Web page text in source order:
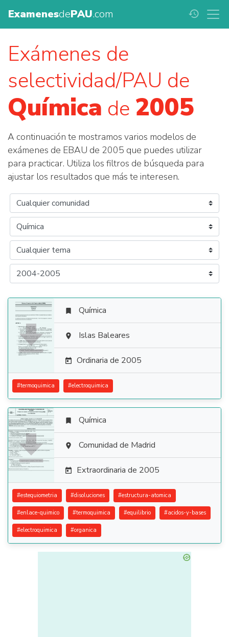
ExamenesdePAU.com history
Exámenes de
selectividad/PAU de
Química de 2005
A continuación te mostramos varios modelos de
exámenes de EBAU de 2005 que puedes utilizar
para practicar. Utiliza los filtros de búsqueda para
ajustar los resultados que más te interesen.

 Química
 Islas Baleares
 Ordinaria de 2005
#termoquimica #electroquimica

 Química
 Comunidad de Madrid
 Extraordinaria de 2005
#estequiometria #disoluciones #estructura-atomica
#enlace-quimico #termoquimica #equilibrio #acidos-y-bases
#electroquimica #organica